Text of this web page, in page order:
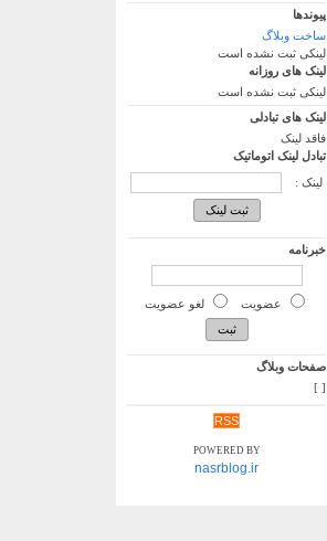
پیوندها
ساخت وبلاگ
لینکی ثبت نشده است
لینک های روزانه
لینکی ثبت نشده است
لینک های تبادلی
فاقد لینک
تبادل لینک اتوماتیک
لینک :
خبرنامه
عضویت لغو عضویت
صفحات وبلاگ
[
]
RSS
POWERED BY
nasrblog.ir